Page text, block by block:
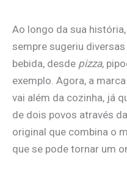
Ao longo da sua
sempre sugeriu
bebida, desde pizza,
exemplo. Agora, a
vai além da cozinha, já
de dois povos através
original que combina o
que se pode tornar um